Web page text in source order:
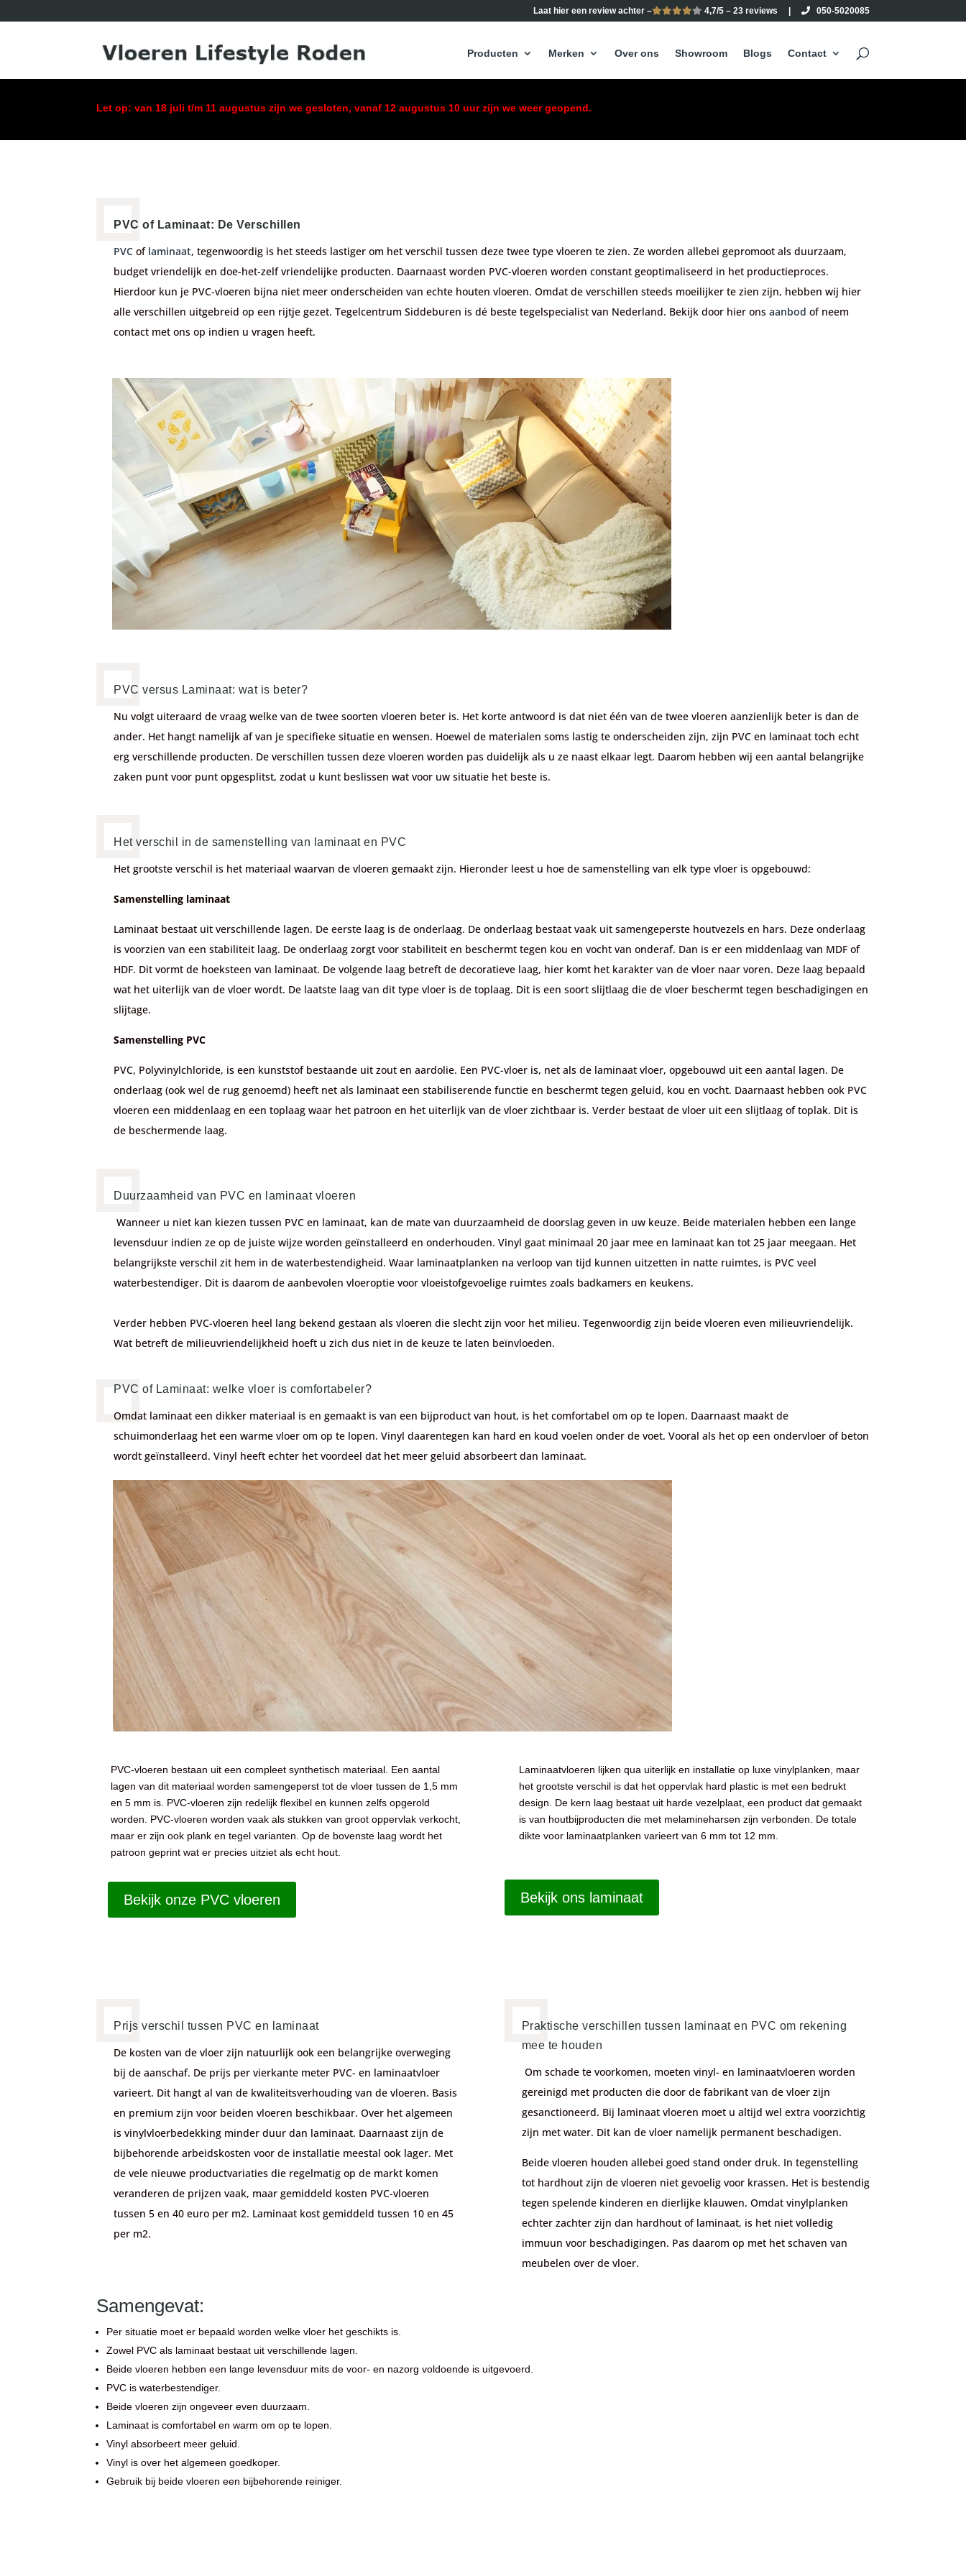
Laat hier een review achter – 4,7/5 – 23 reviews 050-5020085
Producten Merken Over ons Showroom Blogs Contact
Let op: van 18 juli t/m 11 augustus zijn we gesloten, vanaf 12 augustus 10 uur zijn we weer geopend.
PVC of Laminaat: De Verschillen
PVC of laminaat, tegenwoordig is het steeds lastiger om het verschil tussen deze twee type vloeren te zien. Ze worden allebei gepromoot als duurzaam,
budget vriendelijk en doe-het-zelf vriendelijke producten. Daarnaast worden PVC-vloeren worden constant geoptimaliseerd in het productieproces.
Hierdoor kun je PVC-vloeren bijna niet meer onderscheiden van echte houten vloeren. Omdat de verschillen steeds moeilijker te zien zijn, hebben wij hier
alle verschillen uitgebreid op een rijtje gezet. Tegelcentrum Siddeburen is dé beste tegelspecialist van Nederland. Bekijk door hier onsaanbod ofneem
contact met ons op indien u vragen heeft.
PVC versus Laminaat: wat is beter?
Nu volgt uiteraard de vraag welke van de twee soorten vloeren beter is. Het korte antwoord is dat niet één van de twee vloeren aanzienlijk beter is dan de
ander. Het hangt namelijk af van je specifieke situatie en wensen. Hoewel de materialen soms lastig te onderscheiden zijn, zijn PVC en laminaat toch echt
erg verschillende producten. De verschillen tussen deze vloeren worden pas duidelijk als u ze naast elkaar legt. Daarom hebben wij een aantal belangrijke
zaken punt voor punt opgesplitst, zodat u kunt beslissen wat voor uw situatie het beste is.
Het verschil in de samenstelling van laminaat en PVC
Het grootste verschil is het materiaal waarvan de vloeren gemaakt zijn. Hieronder leest u hoe de samenstelling van elk type vloer is opgebouwd:
Samenstelling laminaat
Laminaat bestaat uit verschillende lagen. De eerste laag is de onderlaag. De onderlaag bestaat vaak uit samengeperste houtvezels en hars. Deze onderlaag
is voorzien van een stabiliteit laag. De onderlaag zorgt voor stabiliteit en beschermt tegen kou en vocht van onderaf. Dan is er een middenlaag van MDF of
HDF. Dit vormt de hoeksteen van laminaat. De volgende laag betreft de decoratieve laag, hier komt het karakter van de vloer naar voren. Deze laag bepaald
wat het uiterlijk van de vloer wordt. De laatste laag van dit type vloer is de toplaag. Dit is een soort slijtlaag die de vloer beschermt tegen beschadigingen en
slijtage.
Samenstelling PVC
PVC, Polyvinylchloride, is een kunststof bestaande uit zout en aardolie. Een PVC-vloer is, net als de laminaat vloer, opgebouwd uit een aantal lagen. De
onderlaag (ook wel de rug genoemd) heeft net als laminaat een stabiliserende functie en beschermt tegen geluid, kou en vocht. Daarnaast hebben ook PVC
vloeren een middenlaag en een toplaag waar het patroon en het uiterlijk van de vloer zichtbaar is. Verder bestaat de vloer uit een slijtlaag of toplak. Dit is
de beschermende laag.
Duurzaamheid van PVC en laminaat vloeren
Wanneer u niet kan kiezen tussen PVC en laminaat, kan de mate van duurzaamheid de doorslag geven in uw keuze. Beide materialen hebben een lange
levensduur indien ze op de juiste wijze worden geïnstalleerd en onderhouden. Vinyl gaat minimaal 20 jaar mee en laminaat kan tot 25 jaar meegaan. Het
belangrijkste verschil zit hem in de waterbestendigheid. Waar laminaatplanken na verloop van tijd kunnen uitzetten in natte ruimtes, is PVC veel
waterbestendiger. Dit is daarom de aanbevolen vloeroptie voor vloeistofgevoelige ruimtes zoals badkamers en keukens.
Verder hebben PVC-vloeren heel lang bekend gestaan als vloeren die slecht zijn voor het milieu. Tegenwoordig zijn beide vloeren even milieuvriendelijk.
Wat betreft de milieuvriendelijkheid hoeft u zich dus niet in de keuze te laten beïnvloeden.
PVC of Laminaat: welke vloer is comfortabeler?
Omdat laminaat een dikker materiaal is en gemaakt is van een bijproduct van hout, is het comfortabel om op te lopen. Daarnaast maakt de
schuimonderlaag het een warme vloer om op te lopen. Vinyl daarentegen kan hard en koud voelen onder de voet. Vooral als het op een ondervloer of beton
wordt geïnstalleerd. Vinyl heeft echter het voordeel dat het meer geluid absorbeert dan laminaat.
PVC-vloeren bestaan uit een compleet synthetisch materiaal. Een aantal
lagen van dit materiaal worden samengeperst tot de vloer tussen de 1,5 mm
en 5 mm is. PVC-vloeren zijn redelijk flexibel en kunnen zelfs opgerold
worden. PVC-vloeren worden vaak als stukken van groot oppervlak verkocht,
maar er zijn ook plank en tegel varianten. Op de bovenste laag wordt het
patroon geprint wat er precies uitziet als echt hout.
Bekijk onze PVC vloeren
Laminaatvloeren lijken qua uiterlijk en installatie op luxe vinylplanken, maar
het grootste verschil is dat het oppervlak hard plastic is met een bedrukt
design. De kern laag bestaat uit harde vezelplaat, een product dat gemaakt
is van houtbijproducten die met melamineharsen zijn verbonden. De totale
dikte voor laminaatplanken varieert van 6 mm tot 12 mm.
Bekijk ons laminaat
Prijs verschil tussen PVC en laminaat
De kosten van de vloer zijn natuurlijk ook een belangrijke overweging
bij de aanschaf. De prijs per vierkante meter PVC- en laminaatvloer
varieert. Dit hangt al van de kwaliteitsverhouding van de vloeren. Basis
en premium zijn voor beiden vloeren beschikbaar. Over het algemeen
is vinylvloerbedekking minder duur dan laminaat. Daarnaast zijn de
bijbehorende arbeidskosten voor de installatie meestal ook lager. Met
de vele nieuwe productvariaties die regelmatig op de markt komen
veranderen de prijzen vaak, maar gemiddeld kosten PVC-vloeren
tussen 5 en 40 euro per m2. Laminaat kost gemiddeld tussen 10 en 45
per m2.
Praktische verschillen tussen laminaat en PVC om rekening
mee te houden
Om schade te voorkomen, moeten vinyl- en laminaatvloeren worden
gereinigd met producten die door de fabrikant van de vloer zijn
gesanctioneerd. Bij laminaat vloeren moet u altijd wel extra voorzichtig
zijn met water. Dit kan de vloer namelijk permanent beschadigen.
Beide vloeren houden allebei goed stand onder druk. In tegenstelling
tot hardhout zijn de vloeren niet gevoelig voor krassen. Het is bestendig
tegen spelende kinderen en dierlijke klauwen. Omdat vinylplanken
echter zachter zijn dan hardhout of laminaat, is het niet volledig
immuun voor beschadigingen. Pas daarom op met het schaven van
meubelen over de vloer.
Samengevat:
Per situatie moet er bepaald worden welke vloer het geschikts is.
Zowel PVC als laminaat bestaat uit verschillende lagen.
Beide vloeren hebben een lange levensduur mits de voor- en nazorg voldoende is uitgevoerd.
PVC is waterbestendiger.
Beide vloeren zijn ongeveer even duurzaam.
Laminaat is comfortabel en warm om op te lopen.
Vinyl absorbeert meer geluid.
Vinyl is over het algemeen goedkoper.
Gebruik bij beide vloeren een bijbehorende reiniger.